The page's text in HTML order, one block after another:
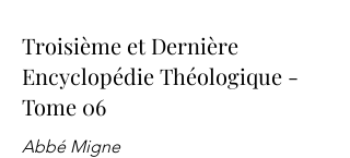
Troisième et Dernière
Encyclopédie Théologique -
Tome 06
Abbé Migne